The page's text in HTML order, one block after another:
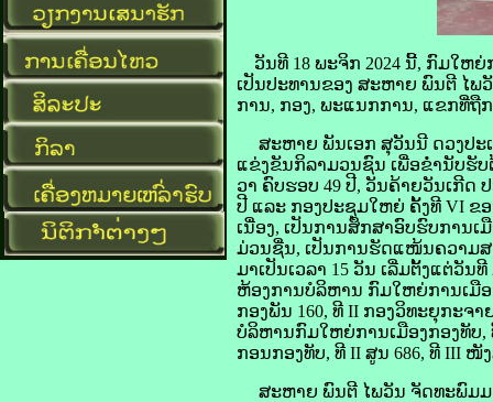
ວັນທີ 18 ພະຈິກ 2024 ນີ້, ກົມໃຫ
ເປັນປະທານຂອງ ສະຫາຍ ພົນຕີ ໄ
ການ, ກອງ, ພະແນກການ, ແຂກທີ່ຖື
ສະຫາຍ ພັນເອກ ສຸວັນນີ ດວງປະ
ແຂ່ງຂັນກິລາມວນຊົນ ເພື່ອຂ່ຳນັບຮັບ
ວາ ຄົບຮອບ 49 ປີ, ວັນຄ້າຍວັນເກີດ
ປີ ແລະ ກອງປະຊຸມໃຫຍ່ ຄັ້ງທີ VI ຂ
ເນື່ອງ, ເປັນການສຶກສາອົບຮົບການ
ມ່ວນຊື່ນ, ເປັນການຮັດແໜ້ນຄວາມສ
ມາເປັນເວລາ 15 ວັນ ເລີ່ມຕັ້ງແຕ່ວັນ
ຫ້ອງການບໍລິຫານ ກົມໃຫຍ່ການເມືອ
ກອງພັນ 160, ທີ II ກອງວິທະຍຸກະຈ
ບໍລິຫານກົມໃຫຍ່ການເມືອງກອງທັບ,
ກອນກອງທັບ, ທີ II ສູນ 686, ທີ III ໜັ
ສະຫາຍ ພົນຕີ ໄພວັນ ຈັດທະພົມມ